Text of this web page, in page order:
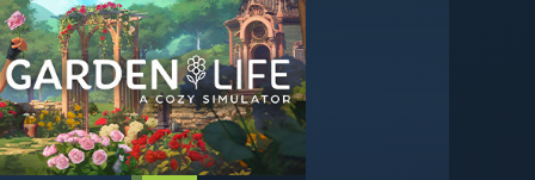
-30% $59.99$41.99
-75% $39.99$9.99